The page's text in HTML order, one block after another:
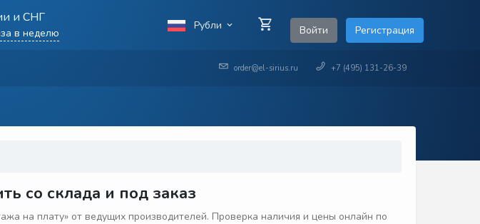
и СНГ
в неделю
Рубли Войти Регистрация
order@el-sirius.ru +7 (495) 131-26-39
со склада и под заказ
на плату» от ведущих производителей. Проверка наличия и цены онлайн по